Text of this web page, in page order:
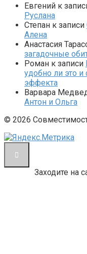
Евгений к
Руслана
Степан к записи
Алена
Анастасия
загадочные
Роман к записи
удобно ли это и
эффекта
Варвара
Антон и Ольга
© 2026
Заходите на